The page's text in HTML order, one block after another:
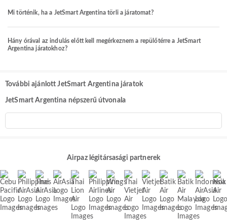
Mi történik, ha a JetSmart Argentina törli a járatomat?
Hány órával az indulás előtt kell megérkeznem a repülőtérre a JetSmart
Argentina járatokhoz?
További ajánlott JetSmart Argentina járatok
JetSmart Argentina népszerű útvonala
Airpaz légitársasági partnerek